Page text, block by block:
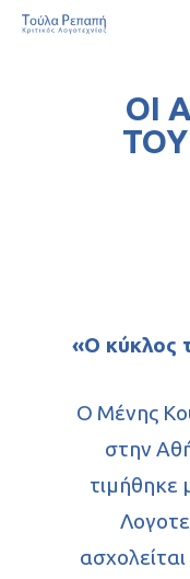
ΟΙ
«Ο κύκλος
Ο Μένης
στην
τιμήθηκε